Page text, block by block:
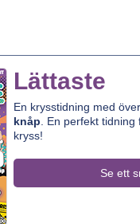
Lättaste
En krysstidning med över
knåp . En perfekt
kryss!
Se ett